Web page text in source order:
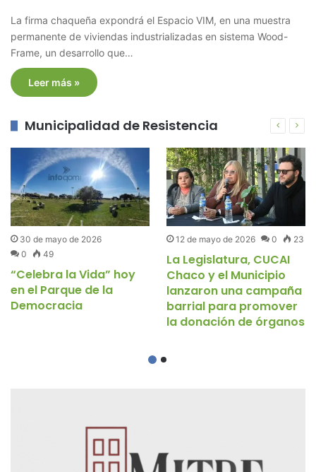
La firma chaqueña expondrá el Espacio VIM, en una muestra
permanente de viviendas industrializadas en sistema Wood-
Frame, un desarrollo que…
Leer más »
Municipalidad de Resistencia
30 de mayo de 2026
0
49
“Celebra la Vida” hoy
en el Parque de la
Democracia
12 de mayo de 2026 0 23
La Legislatura, CUCAI
Chaco y el Municipio
lanzaron una campaña
barrial para promover
la donación de órganos